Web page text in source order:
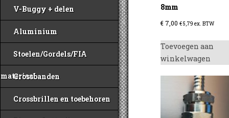
V-Buggy + delen
Aluminium
Stoelen/Gordels/FIA
materiaal
Crossbanden
Crossbrillen en toebehoren
8mm
€ 7,00 €5,79 ex. BTW
Toevoegen aan
winkelwagen